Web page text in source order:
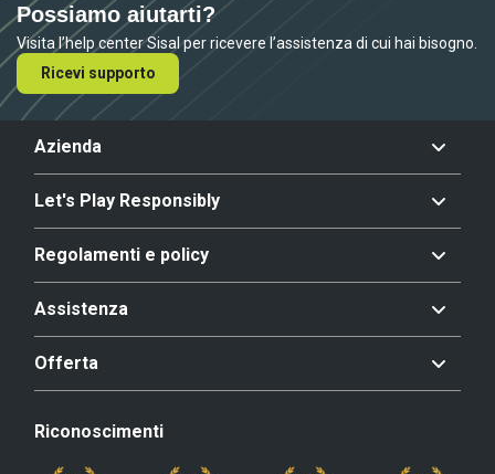
Possiamo aiutarti?
Visita l’help center Sisal per ricevere l’assistenza di cui hai bisogno.
Ricevi supporto
Azienda
Let's Play Responsibly
Regolamenti e policy
Assistenza
Offerta
Riconoscimenti